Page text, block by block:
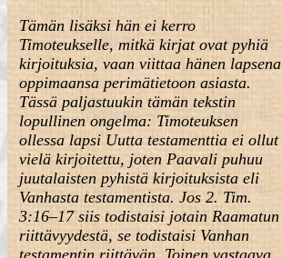
Tämän lisäksi hän ei kerro
Timoteukselle, mitkä kirjat ovat pyhiä
kirjoituksia, vaan viittaa hänen lapsena
oppimaansa perimätietoon asiasta.
Tässä paljastuukin tämän tekstin
lopullinen ongelma: Timoteuksen
ollessa lapsi Uutta testamenttia ei ollut
vielä kirjoitettu, joten Paavali puhuu
juutalaisten pyhistä kirjoituksista eli
Vanhasta testamentista. Jos 2. Tim.
3:16–17 siis todistaisi jotain Raamatun
riittävyydestä, se todistaisi Vanhan
testamentin riittävän. Toinen vastaava